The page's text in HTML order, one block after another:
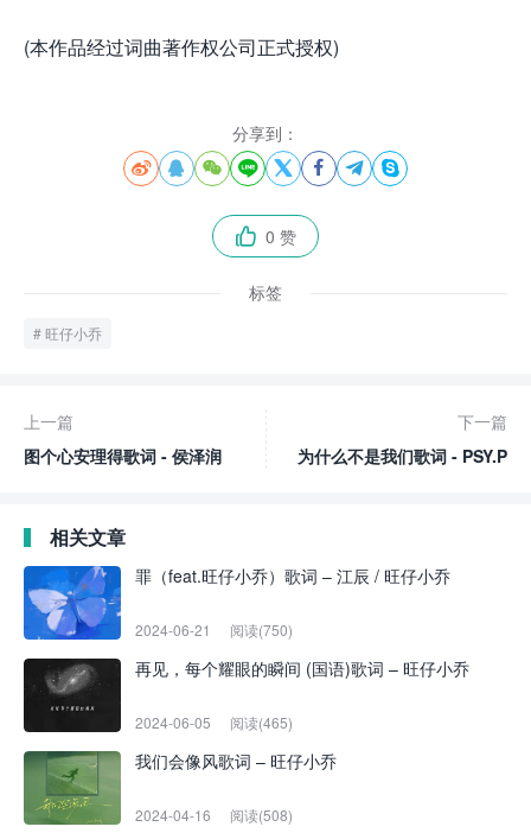
(本作品经过词曲著作权公司正式授权)
分享到：
       
 0 赞
标签
旺仔小乔
上一篇
图个心安理得歌词 - 侯泽润
下一篇
为什么不是我们歌词 - PSY.P
相关文章
罪（feat.旺仔小乔）歌词 – 江辰 / 旺仔小乔
2024-06-21 阅读(750)
再见，每个耀眼的瞬间 (国语)歌词 – 旺仔小乔
2024-06-05 阅读(465)
我们会像风歌词 – 旺仔小乔
2024-04-16 阅读(508)